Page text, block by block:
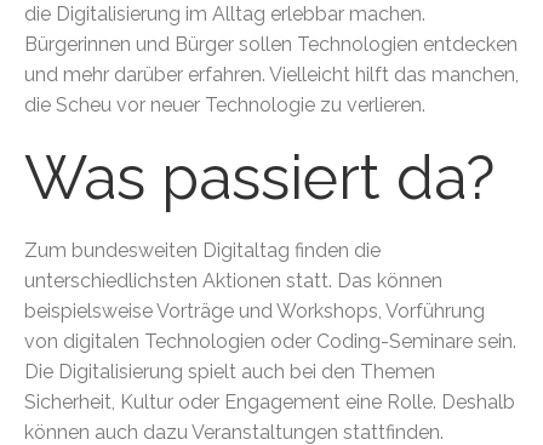
die Digitalisierung im Alltag erlebbar machen.
Bürgerinnen und Bürger sollen Technologien entdecken
und mehr darüber erfahren. Vielleicht hilft das manchen,
die Scheu vor neuer Technologie zu verlieren.
Was passiert da?
Zum bundesweiten Digitaltag finden die
unterschiedlichsten Aktionen statt. Das können
beispielsweise Vorträge und Workshops, Vorführung
von digitalen Technologien oder Coding-Seminare sein.
Die Digitalisierung spielt auch bei den Themen
Sicherheit, Kultur oder Engagement eine Rolle. Deshalb
können auch dazu Veranstaltungen stattfinden.